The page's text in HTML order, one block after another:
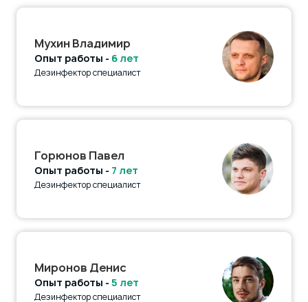
Мухин Владимир
Опыт работы - 6 лет
Дезинфектор специалист
Горюнов Павел
Опыт работы - 7 лет
Дезинфектор специалист
Миронов Денис
Опыт работы - 5 лет
Дезинфектор специалист